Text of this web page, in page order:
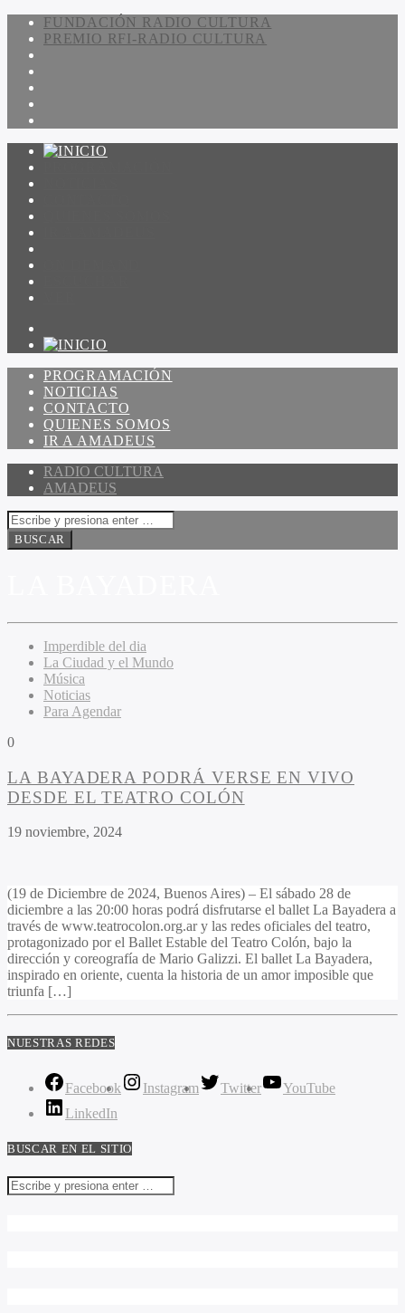
FUNDACIÓN RADIO CULTURA
PREMIO RFI-RADIO CULTURA
PROGRAMACIÓN
NOTICIAS
CONTACTO
QUIENES SOMOS
IR A AMADEUS
RADIO CULTURA
AMADEUS
Imperdible del dia
La Ciudad y el Mundo
Música
Noticias
Para Agendar
0
LA BAYADERA PODRÁ VERSE EN VIVO
DESDE EL TEATRO COLÓN
19 noviembre, 2024
(19 de Diciembre de 2024, Buenos Aires) – El sábado 28 de
diciembre a las 20:00 horas podrá disfrutarse el ballet La Bayadera a
través de www.teatrocolon.org.ar y las redes oficiales del teatro,
protagonizado por el Ballet Estable del Teatro Colón, bajo la
dirección y coreografía de Mario Galizzi. El ballet La Bayadera,
inspirado en oriente, cuenta la historia de un amor imposible que
triunfa […]
NUESTRAS REDES
Facebook Instagram Twitter
YouTube
LinkedIn
BUSCAR EN EL SITIO